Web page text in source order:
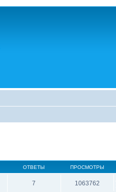
ОТВЕТЫ ПРОСМОТРЫ
7 1063762